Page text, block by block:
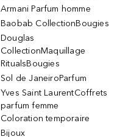
Armani Parfum homme
Baobab CollectionBougies
Douglas
CollectionMaquillage
RitualsBougies
Sol de JaneiroParfum
Yves Saint LaurentCoffrets
parfum femme
Coloration temporaire
Bijoux